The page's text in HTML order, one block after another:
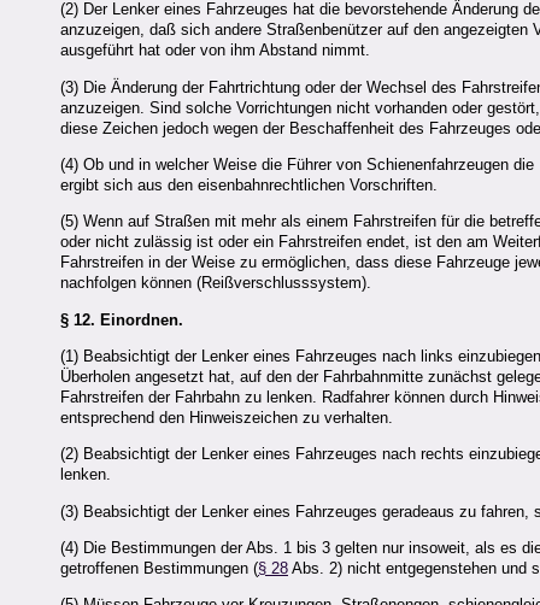
(2) Der Lenker eines Fahrzeuges hat die bevorstehende Änderung
anzuzeigen, daß sich andere Straßenbenützer auf den angezeigten
ausgeführt hat oder von ihm Abstand nimmt.
(3) Die Änderung der Fahrtrichtung oder der Wechsel des
anzuzeigen. Sind solche Vorrichtungen nicht vorhanden oder
diese Zeichen jedoch wegen der Beschaffenheit des Fahrzeuges
(4) Ob und in welcher Weise die Führer von Schienenfahrzeugen
ergibt sich aus den eisenbahnrechtlichen Vorschriften.
(5) Wenn auf Straßen mit mehr als einem Fahrstreifen für die
oder nicht zulässig ist oder ein Fahrstreifen endet, ist den am
Fahrstreifen in der Weise zu ermöglichen, dass diese Fahrzeuge
nachfolgen können (Reißverschlusssystem).
§ 12. Einordnen.
(1) Beabsichtigt der Lenker eines Fahrzeuges nach links
Überholen angesetzt hat, auf den der Fahrbahnmitte zunächst
Fahrstreifen der Fahrbahn zu lenken. Radfahrer können durch
entsprechend den Hinweiszeichen zu verhalten.
(2) Beabsichtigt der Lenker eines Fahrzeuges nach rechts
lenken.
(3) Beabsichtigt der Lenker eines Fahrzeuges geradeaus zu
(4) Die Bestimmungen der Abs. 1 bis 3 gelten nur insoweit, als es
getroffenen Bestimmungen (§ 28 Abs. 2) nicht entgegenstehen und